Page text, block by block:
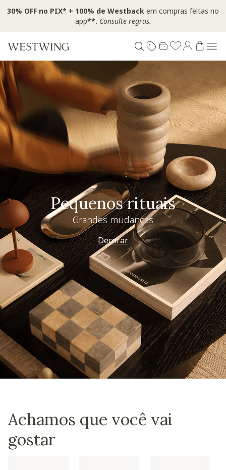
30% OFF no PIX* + 100% de Westback em compras feitas no
app**. Consulte regras.
Especial Dia dos Pais
Westwing + @_nathaliacandelaria
Vem ver
Achamos que você vai
gostar